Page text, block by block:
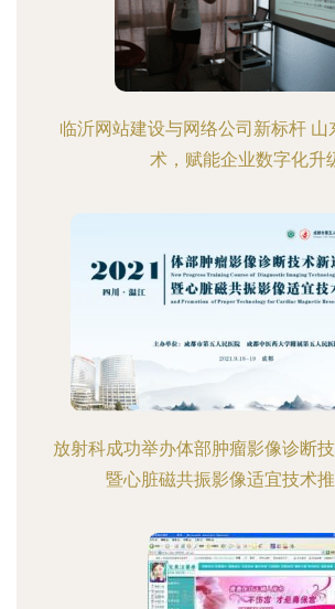
临沂网站建设与网络公司新标杆 山
术，赋能企业数字化升
放射科成功举办体部肿瘤影像诊断
暨心脏磁共振影像适宜技术